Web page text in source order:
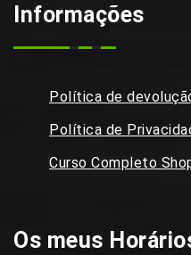
Informações
Política de
Política de
Curso Completo
Os meus